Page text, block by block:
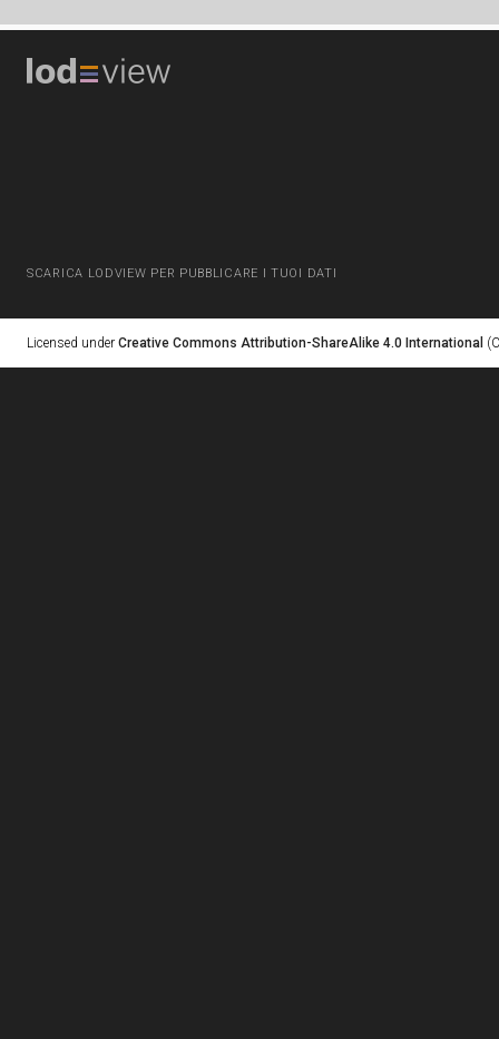
SCARICA LODVIEW PER PUBBLICARE I TUOI DATI
Licensed under Creative Commons Attribution-ShareAlike 4.0 International